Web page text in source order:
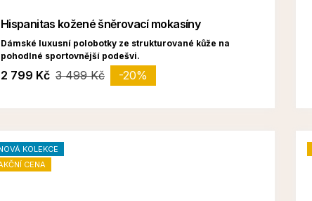
Hispanitas kožené šněrovací mokasíny
Dámské luxusní polobotky ze strukturované kůže na
pohodlné sportovnější podešvi.
2 799 Kč 3 499 Kč -20%
KOLEKCE
CENA